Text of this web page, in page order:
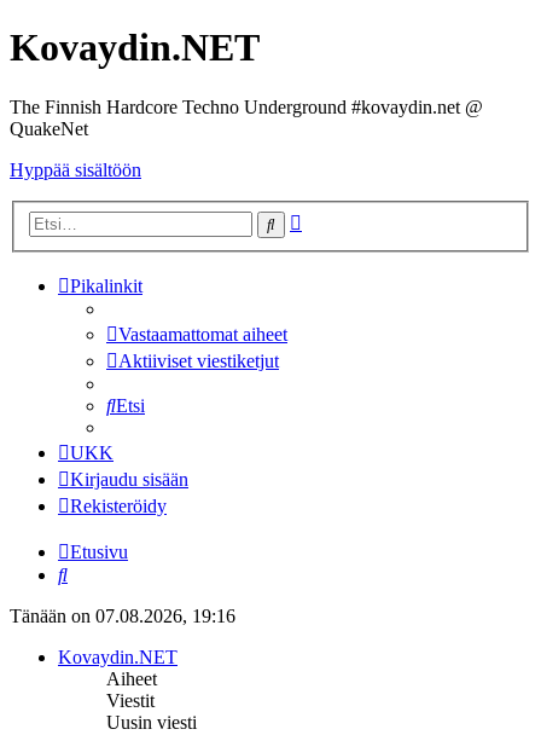
Kovaydin.NET
The Finnish Hardcore Techno Underground #kovaydin.net @
QuakeNet
Hyppää sisältöön
Etsi
Pikalinkit
Vastaamattomat aiheet
Aktiiviset viestiketjut
Etsi
UKK
Kirjaudu sisään
Rekisteröidy
Etusivu
Etsi
Tänään on 07.08.2026, 19:16
Kovaydin.NET
Aiheet
Viestit
Uusin viesti